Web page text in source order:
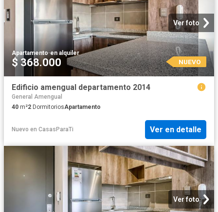
Ver foto
Apartamento·en alquiler
$ 368.000 NUEVO
Edificio amengual departamento 2014
General Amengual
40 m²2 DormitoriosApartamento
Nuevo en CasasParaTi Ver en detalle
Ver foto